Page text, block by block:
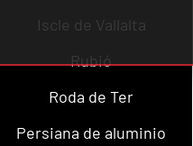
Iscle de Vallalta
Rubió
Roda de Ter
Persiana de aluminio